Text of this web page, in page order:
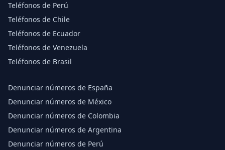
Teléfonos de Perú
Teléfonos de Chile
Teléfonos de Ecuador
Teléfonos de Venezuela
Teléfonos de Brasil
Denunciar números de España
Denunciar números de México
Denunciar números de Colombia
Denunciar números de Argentina
Denunciar números de Perú